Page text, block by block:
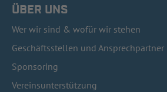
ÜBER UNS
Wer wir sind & wofür wir stehen
Geschäftsstellen und Ansprechpartner
Sponsoring
Vereinsunterstützung